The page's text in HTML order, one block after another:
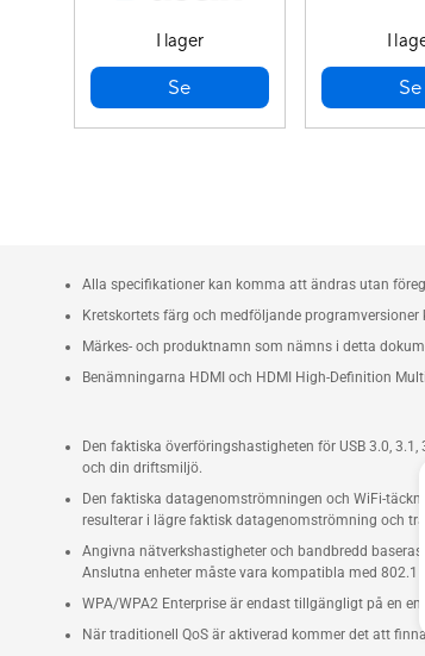
I lager
Se
I
Se
Alla specifikationer kan komma att ändras utan
Kretskortets färg och medföljande
Märkes- och produktnamn som nämns i detta
Benämningarna HDMI och HDMI High-Definition
Den faktiska överföringshastigheten för USB 3.0,
och din driftsmiljö.
Den faktiska datagenomströmningen och WiFi-
resulterar i lägre faktisk datagenomströmning och
Angivna nätverkshastigheter och bandbredd
Anslutna enheter måste vara kompatibla med
WPA/WPA2 Enterprise är endast tillgängligt på en
När traditionell QoS är aktiverad kommer det att